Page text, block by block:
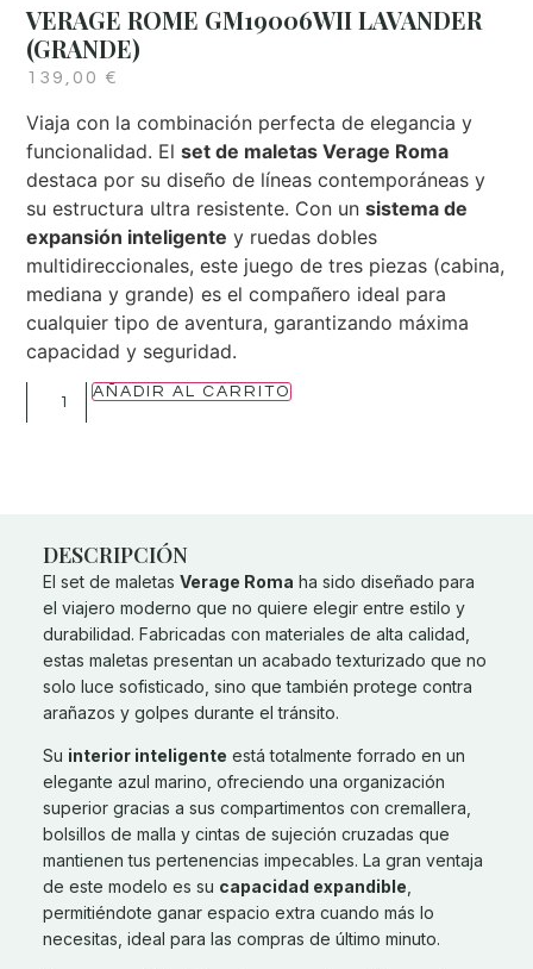
VERAGE ROME GM19006WII LAVANDER
(GRANDE)
139,00 €
Viaja con la combinación perfecta de elegancia y
funcionalidad. Elset de maletas Verage Roma
destaca por su diseño de líneas contemporáneas y
su estructura ultra resistente. Con unsistema de
expansión inteligente y ruedas dobles
multidireccionales, este juego de tres piezas (cabina,
mediana y grande) es el compañero ideal para
cualquier tipo de aventura, garantizando máxima
capacidad y seguridad.
AÑADIR AL CARRITO
DESCRIPCIÓN
El set de maletas Verage Roma ha sido diseñado para
el viajero moderno que no quiere elegir entre estilo y
durabilidad. Fabricadas con materiales de alta calidad,
estas maletas presentan un acabado texturizado que no
solo luce sofisticado, sino que también protege contra
arañazos y golpes durante el tránsito.
Su interior inteligente está totalmente forrado en un
elegante azul marino, ofreciendo una organización
superior gracias a sus compartimentos con cremallera,
bolsillos de malla y cintas de sujeción cruzadas que
mantienen tus pertenencias impecables. La gran ventaja
de este modelo es su capacidad expandible
permitiéndote ganar espacio extra cuando más lo
necesitas, ideal para las compras de último minuto.